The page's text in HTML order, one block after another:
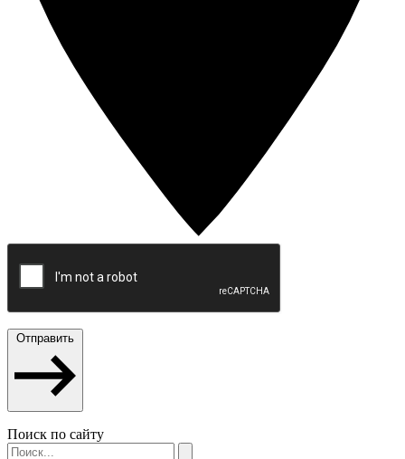
Отправить
Поиск по сайту